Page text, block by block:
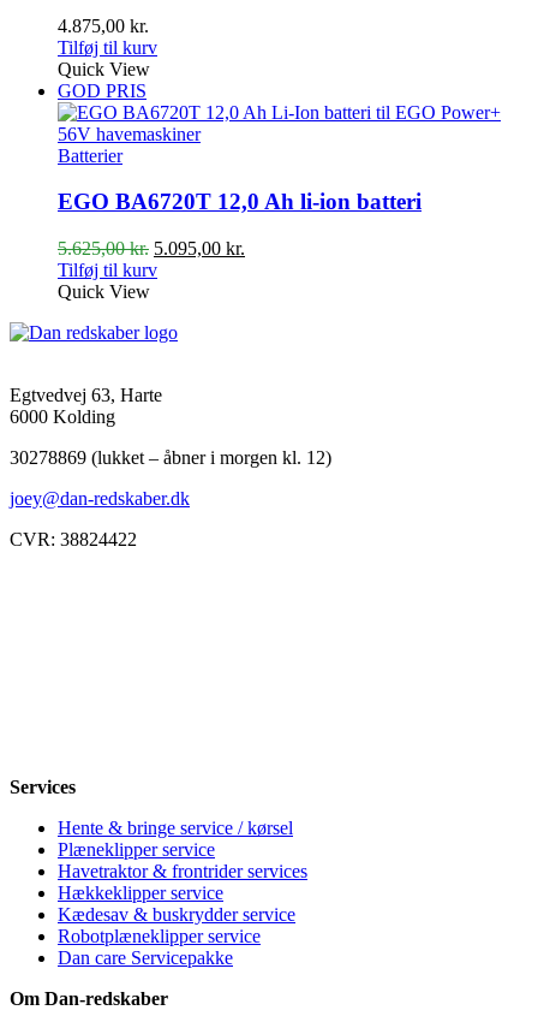
4.875,00 kr.
Tilføj til kurv
Quick View
GOD PRIS
Batterier
EGO BA6720T 12,0 Ah li-ion batteri
5.625,00kr. Den
oprindelige
5.625,00 kr..
5.095,00 kr.
Tilføj til kurv
Quick View
Egtvedvej 63, Harte
6000 Kolding
30278869 (lukket – åbner i morgen kl. 12)
joey@dan-redskaber.dk
CVR: 38824422
Services
Hente & bringe service / kørsel
Plæneklipper service
Havetraktor & frontrider services
Hækkeklipper service
Kædesav & buskrydder service
Robotplæneklipper service
Dan care Servicepakke
Om Dan-redskaber